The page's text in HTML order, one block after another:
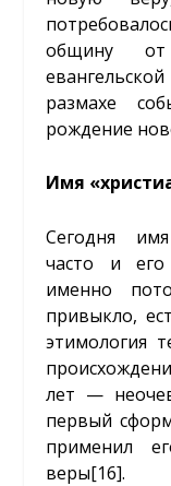
общину от
размахе
рождение
Имя
Сегодня имя
часто и
именно
привыкло,
этимология
лет —
первый
применил
веры[16].